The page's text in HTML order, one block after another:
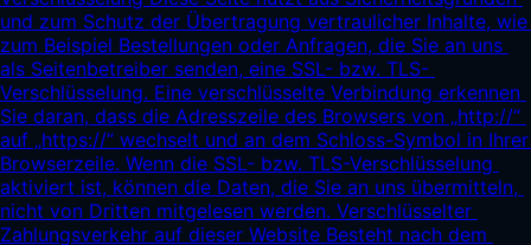
http://“
auf „https://“ wechselt und an dem Schloss-Symbol in Ihrer
Browserzeile. Wenn die SSL- bzw. TLS-Verschlüsselung
aktiviert ist, können die Daten, die Sie an uns übermitteln,
nicht von Dritten mitgelesen werden. Verschlüsselter
Zahlungsverkehr auf dieser Website Besteht nach dem